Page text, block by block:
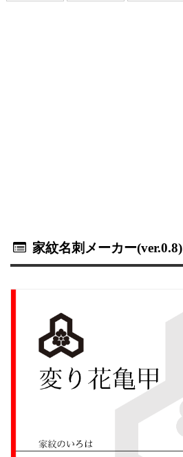
家紋名刺メーカー(ver.0.8)